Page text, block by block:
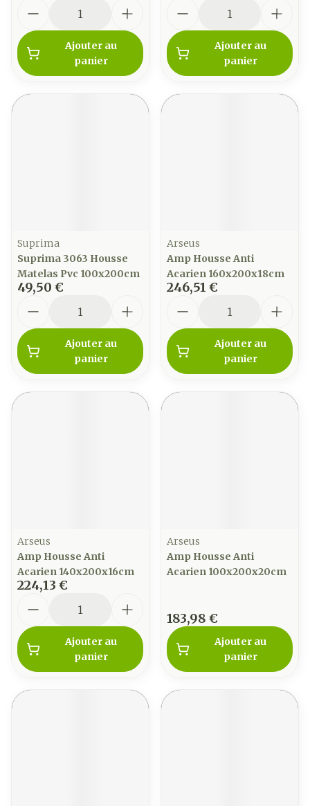
Ajouter au
panier
Ajouter au
panier
Suprima
Suprima 3063 Housse
Matelas Pvc 100x200cm
49,50 €
Ajouter au
panier
Arseus
Amp Housse Anti
Acarien 160x200x18cm
246,51 €
Ajouter au
panier
Arseus
Amp Housse Anti
Acarien 140x200x16cm
224,13 €
Ajouter au
panier
Arseus
Amp Housse Anti
Acarien 100x200x20cm
183,98 €
Ajouter au
panier